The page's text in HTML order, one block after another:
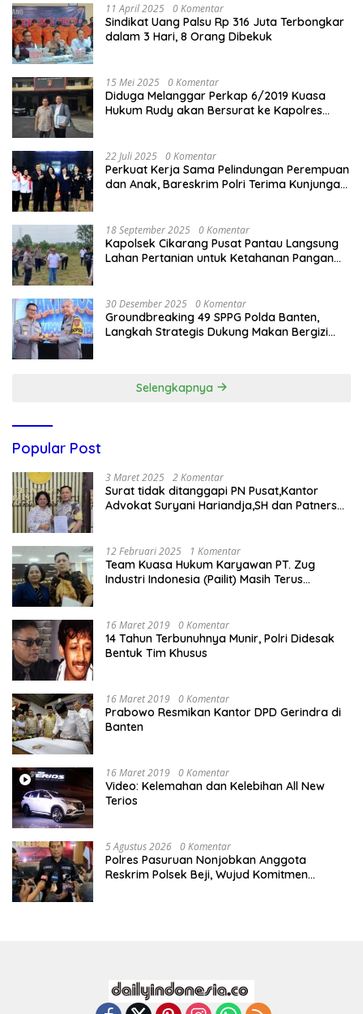
11 April 2025 0 Komentar
Sindikat Uang Palsu Rp 316 Juta Terbongkar
dalam 3 Hari, 8 Orang Dibekuk
15 Mei 2025 0 Komentar
Diduga Melanggar Perkap 6/2019 Kuasa
Hukum Rudy akan Bersurat ke Kapolres
22 Juli 2025 0 Komentar
Perkuat Kerja Sama Pelindungan Perempuan
dan Anak, Bareskrim Polri Terima Kunjungan
18 September 2025 0 Komentar
Kapolsek Cikarang Pusat Pantau Langsung
Lahan Pertanian untuk Ketahanan Pangan
30 Desember 2025 0 Komentar
Groundbreaking 49 SPPG Polda Banten,
Langkah Strategis Dukung Makan Bergizi
Selengkapnya
Popular Post
3 Maret 2025 2 Komentar
Surat tidak ditanggapi PN Pusat,Kantor
Advokat Suryani Hariandja,SH dan Patners
12 Februari 2025 1 Komentar
Team Kuasa Hukum Karyawan PT. Zug
Industri Indonesia (Pailit) Masih Terus
16 Maret 2019 0 Komentar
14 Tahun Terbunuhnya Munir, Polri Didesak
Bentuk Tim Khusus
16 Maret 2019 0 Komentar
Prabowo Resmikan Kantor DPD Gerindra di
Banten
16 Maret 2019 0 Komentar
Video: Kelemahan dan Kelebihan All New
Terios
5 Agustus 2026 0 Komentar
Polres Pasuruan Nonjobkan Anggota
Reskrim Polsek Beji, Wujud Komitmen